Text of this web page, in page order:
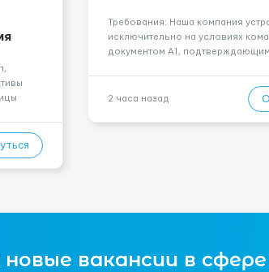
кл...
Требования: Наша компания
исключительно на условиях
документом A1,
могут получить граждане стран
доступом к рынку труда ЕС
2 часа назад
вакансии в